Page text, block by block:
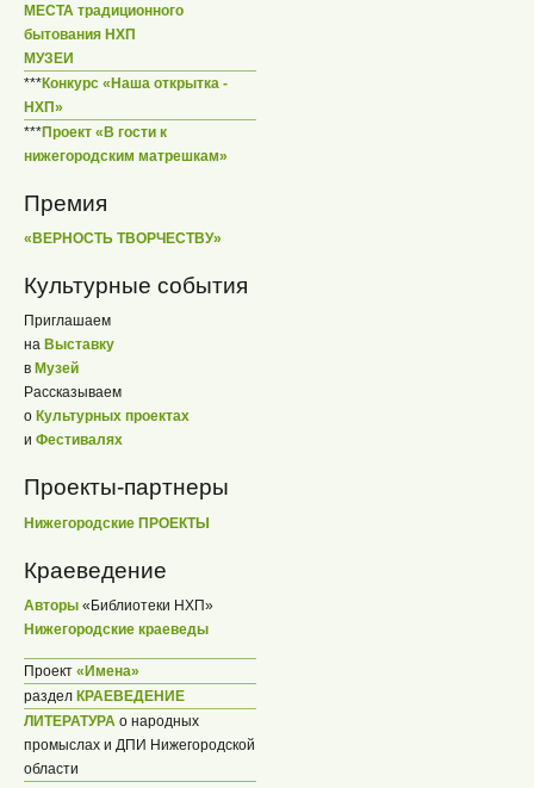
МЕСТА традиционного
бытования НХП
МУЗЕИ
***Конкурс «Наша открытка -
НХП»
***Проект «В гости к
нижегородским матрешкам»
Премия
«ВЕРНОСТЬ ТВОРЧЕСТВУ»
Культурные события
Приглашаем
на Выставку
в Музей
Рассказываем
о Культурных проектах
и Фестивалях
Проекты-партнеры
Нижегородские ПРОЕКТЫ
Краеведение
Авторы «Библиотеки НХП»
Нижегородские краеведы
Проект «Имена»
раздел КРАЕВЕДЕНИЕ
ЛИТЕРАТУРА о народных
промыслах и ДПИ Нижегородской
области